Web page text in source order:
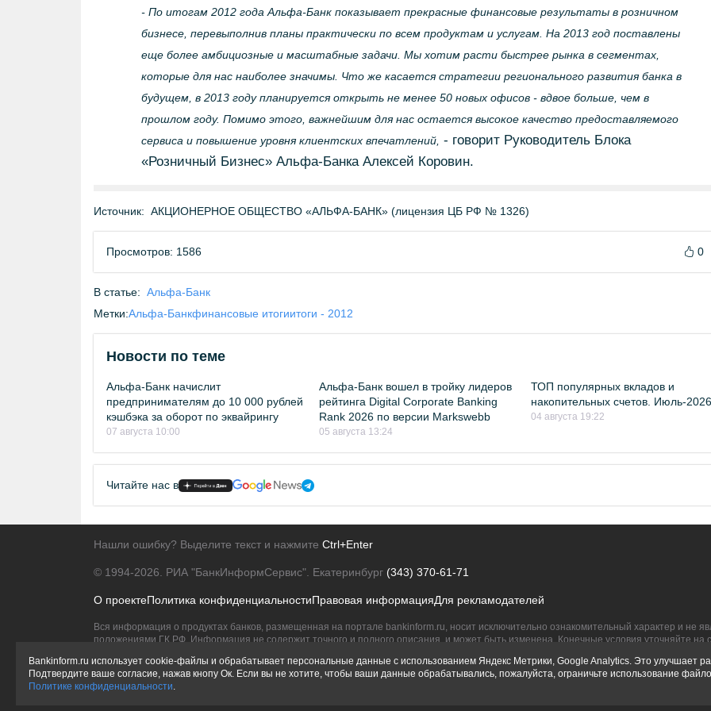
- По итогам 2012 года Альфа-Банк показывает прекрасные финансовые результаты в розничном
бизнесе, перевыполнив планы практически по всем продуктам и услугам. На 2013 год поставлены
еще более амбициозные и масштабные задачи. Мы хотим расти быстрее рынка в сегментах,
которые для нас наиболее значимы. Что же касается стратегии регионального развития банка в
будущем, в 2013 году планируется открыть не менее 50 новых офисов - вдвое больше, чем в
прошлом году. Помимо этого, важнейшим для нас остается высокое качество предоставляемого
сервиса и повышение уровня клиентских впечатлений, - говорит Руководитель Блока
«Розничный Бизнес» Альфа-Банка Алексей Коровин.
Источник: АКЦИОНЕРНОЕ ОБЩЕСТВО «АЛЬФА-БАНК» (лицензия ЦБ РФ № 1326)
Просмотров: 1586 0
В статье: Альфа-Банк
Метки:Альфа-Банкфинансовые итогиитоги - 2012
Новости по теме
Альфа-Банк начислит
предпринимателям до 10 000 рублей
кэшбэка за оборот по эквайрингу
07 августа 10:00
Альфа-Банк вошел в тройку лидеров
рейтинга Digital Corporate Banking
Rank 2026 по версии Markswebb
05 августа 13:24
ТОП популярных вкладов и
накопительных счетов. Июль-
04 августа 19:22
Читайте нас в
Нашли ошибку? Выделите текст и нажмите Ctrl+Enter
© 1994-2026. РИА "БанкИнформСервис". Екатеринбург (343) 370-61-71
О проектеПолитика конфиденциальностиПравовая информацияДля рекламодателей
Вся информация о продуктах банков, размещенная на портале bankinform.ru, носит исключительно ознакомительный характер и не
положениями ГК РФ. Информация не содержит точного и полного описания, и может быть изменена. Конечные условия уточняйте на
Bankinform.ru использует cookie-файлы и обрабатывает персональные данные с использованием Яндекс Метрики, Google Analytics. Это улучшает
Подтвердите ваше согласие, нажав кнопу Ок. Если вы не хотите, чтобы ваши данные обрабатывались, пожалуйста, ограничьте использование
Политике конфиденциальности.